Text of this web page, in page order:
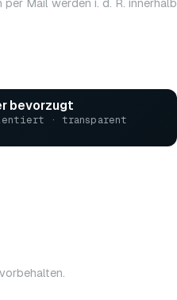
Mail werden i. d. R. innerhalb
bevorzugt
· transparent